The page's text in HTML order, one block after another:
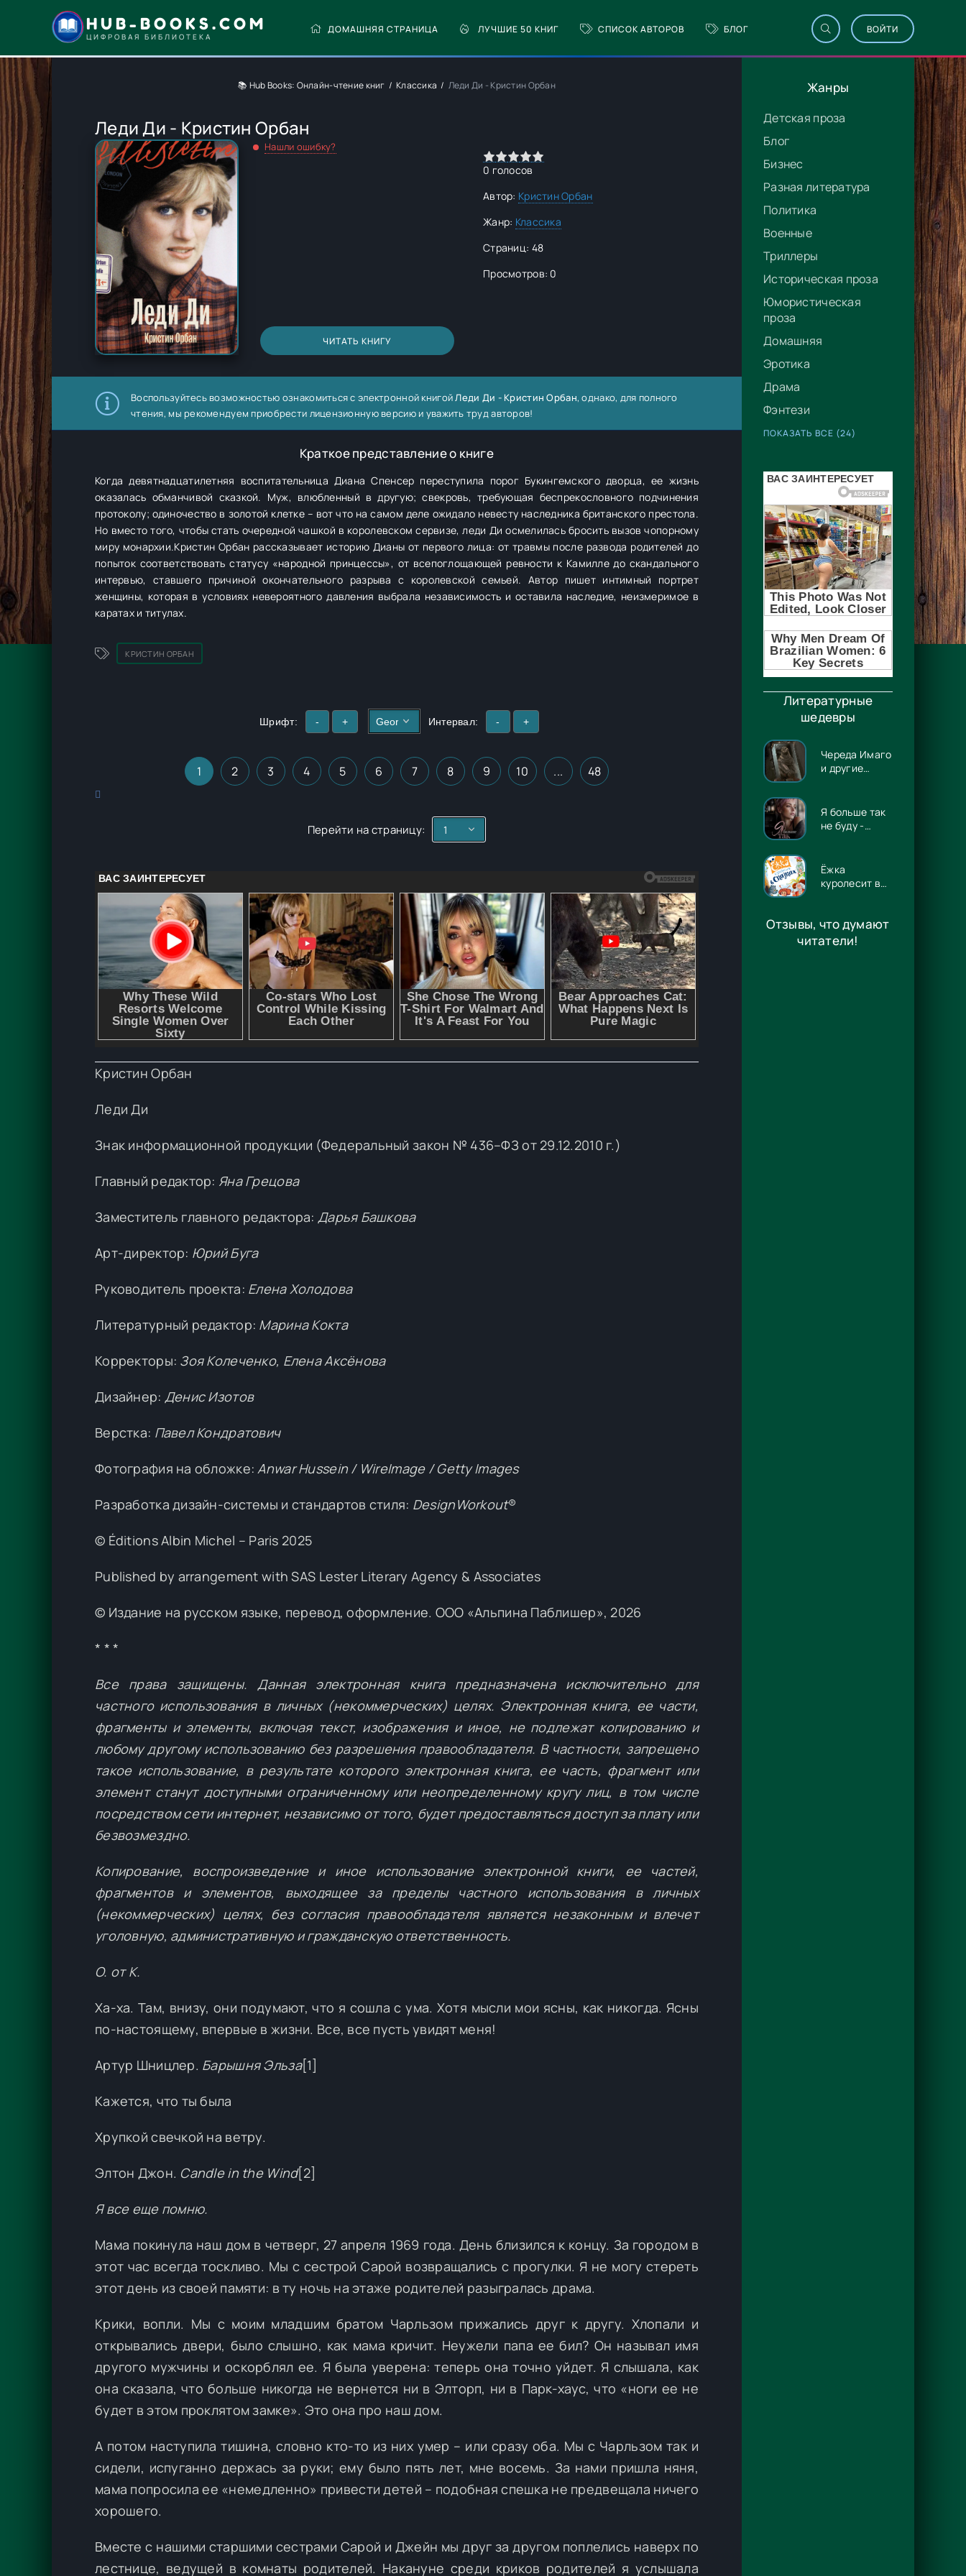
HUB-BOOKS.COM
ЦИФРОВАЯ БИБЛИОТЕКА
ДОМАШНЯЯ СТРАНИЦА ЛУЧШИЕ 50 КНИГ СПИСОК АВТОРОВ БЛОГ ВОЙТИ
Жанры
Детская проза
Блог
Бизнес
Разная литература
Политика
Военные
Триллеры
Историческая проза
Юмористическая
проза
Домашняя
Эротика
Драма
Фэнтези
ПОКАЗАТЬ ВСЕ (24)
Литературные
шедевры
Череда Имаго
и другие
Я больше так
не буду -
Потапова
Ёжка
куролесит в
Владимирович
Соя
Отзывы, что думают
читатели!
📚 Hub Books: Онлайн-чтение книг Классика Леди Ди - Кристин Орбан
Леди Ди - Кристин Орбан
Нашли ошибку?
ЧИТАТЬ КНИГУ
0 голосов
Автор: Кристин Орбан
Жанр: Классика
Страниц: 48
Просмотров: 0
Воспользуйтесь возможностью ознакомиться с электронной книгойЛеди Ди - Кристин Орбан, однако, для полного
чтения, мы рекомендуем приобрести лицензионную версию и уважить труд авторов!
Краткое представление о книге
Когда девятнадцатилетняя воспитательница Диана Спенсер переступила порог Букингемского дворца, ее жизнь
оказалась обманчивой сказкой. Муж, влюбленный в другую; свекровь, требующая беспрекословного подчинения
протоколу; одиночество в золотой клетке – вот что на самом деле ожидало невесту наследника британского престола.
Но вместо того, чтобы стать очередной чашкой в королевском сервизе, леди Ди осмелилась бросить вызов чопорному
миру монархии.Кристин Орбан рассказывает историю Дианы от первого лица: от травмы после развода родителей до
попыток соответствовать статусу «народной принцессы», от всепоглощающей ревности к Камилле до скандального
интервью, ставшего причиной окончательного разрыва с королевской семьей. Автор пишет интимный портрет
женщины, которая в условиях невероятного давления выбрала независимость и оставила наследие, неизмеримое в
каратах и титулах.
КРИСТИН ОРБАН
Шрифт: - + Интервал: - +
1 2 3 4 5 6 7 8 9 10 ... 48
Перейти на страницу:
Кристин Орбан
Леди Ди
Знак информационной продукции (Федеральный закон № 436–ФЗ от 29.12.2010 г.)
Главный редактор: Яна Грецова
Заместитель главного редактора: Дарья Башкова
Арт-директор: Юрий Буга
Руководитель проекта: Елена Холодова
Литературный редактор: Марина Кокта
Корректоры: Зоя Колеченко, Елена Аксёнова
Дизайнер: Денис Изотов
Верстка: Павел Кондратович
Фотография на обложке:Anwar Hussein / WireImage / Getty Images
Разработка дизайн-системы и стандартов стиля: DesignWorkout®
© Éditions Albin Michel – Paris 2025
Published by arrangement with SAS Lester Literary Agency & Associates
© Издание на русском языке, перевод, оформление. ООО «Альпина Паблишер», 2026
* * *
Все права защищены. Данная электронная книга предназначена исключительно для
частного использования в личных (некоммерческих) целях. Электронная книга, ее части,
фрагменты и элементы, включая текст, изображения и иное, не подлежат копированию и
любому другому использованию без разрешения правообладателя. В частности, запрещено
такое использование, в результате которого электронная книга, ее часть, фрагмент или
элемент станут доступными ограниченному или неопределенному кругу лиц, в том числе
посредством сети интернет, независимо от того, будет предоставляться доступ за плату или
безвозмездно.
Копирование, воспроизведение и иное использование электронной книги, ее частей,
фрагментов и элементов, выходящее за пределы частного использования в личных
(некоммерческих) целях, без согласия правообладателя является незаконным и влечет
уголовную, административную и гражданскую ответственность.
О. от К.
Ха-ха. Там, внизу, они подумают, что я сошла с ума. Хотя мысли мои ясны, как никогда. Ясны
по-настоящему, впервые в жизни. Все, все пусть увидят меня!
Артур Шницлер. Барышня Эльза[1]
Кажется, что ты была
Хрупкой свечкой на ветру.
Элтон Джон. Сandle in the Wind[2]
Я все еще помню.
Мама покинула наш дом в четверг, 27 апреля 1969 года. День близился к концу. За городом в
этот час всегда тоскливо. Мы с сестрой Сарой возвращались с прогулки. Я не могу стереть
этот день из своей памяти: в ту ночь на этаже родителей разыгралась драма.
Крики, вопли. Мы с моим младшим братом Чарльзом прижались друг к другу. Хлопали и
открывались двери, было слышно, как мама кричит. Неужели папа ее бил? Он называл имя
другого мужчины и оскорблял ее. Я была уверена: теперь она точно уйдет. Я слышала, как
она сказала, что больше никогда не вернется ни в Элторп, ни в Парк-хаус, что «ноги ее не
будет в этом проклятом замке». Это она про наш дом.
А потом наступила тишина, словно кто-то из них умер – или сразу оба. Мы с Чарльзом так и
сидели, испуганно держась за руки; ему было пять лет, мне восемь. За нами пришла няня,
мама попросила ее «немедленно» привести детей – подобная спешка не предвещала ничего
хорошего.
Вместе с нашими старшими сестрами Сарой и Джейн мы друг за другом поплелись наверх по
лестнице, ведущей в комнаты родителей. Накануне среди криков родителей я услышала